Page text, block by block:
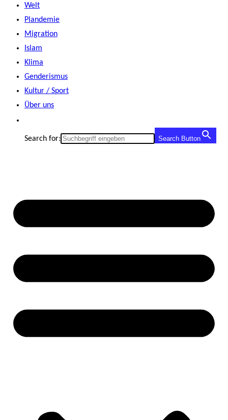
Welt
Plandemie
Migration
Islam
Klima
Genderismus
Kultur / Sport
Über uns
Search for: Search Button